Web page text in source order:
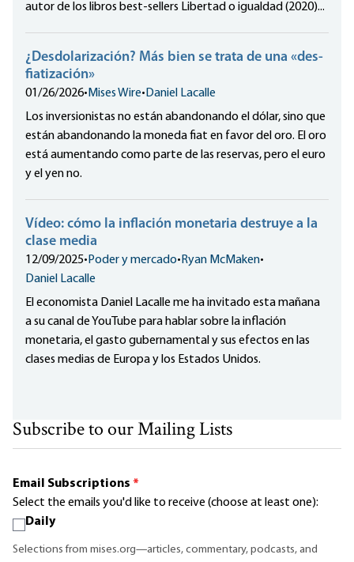
autor de los libros best-sellers Libertad o igualdad (2020)...
¿Desdolarización? Más bien se trata de una «des-
fiatización»
01/26/2026• Mises Wire• Daniel Lacalle
Los inversionistas no están abandonando el dólar, sino que
están abandonando la moneda fiat en favor del oro. El oro
está aumentando como parte de las reservas, pero el euro
y el yen no.
Vídeo: cómo la inflación monetaria destruye a la
clase media
12/09/2025• Poder y mercado• Ryan McMaken•
Daniel Lacalle
El economista Daniel Lacalle me ha invitado esta mañana
a su canal de YouTube para hablar sobre la inflación
monetaria, el gasto gubernamental y sus efectos en las
clases medias de Europa y los Estados Unidos.
Subscribe to our Mailing Lists
Email Subscriptions *
Select the emails you'd like to receive (choose at least one):
Daily
Selections from mises.org—articles, commentary, podcasts, and